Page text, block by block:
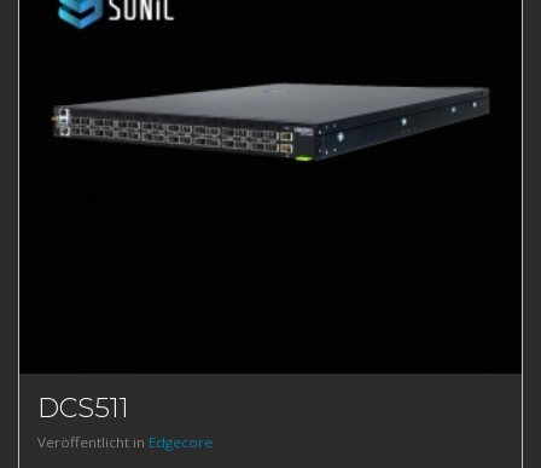
DCS511
Veröffentlicht in Edgecore